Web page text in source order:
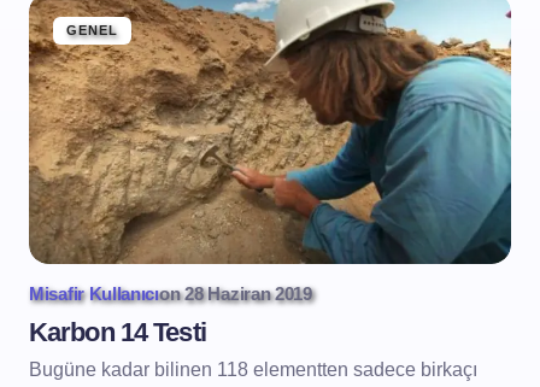
GENEL
Misafir Kullanıcıon 28 Haziran 2019
Karbon 14 Testi
Bugüne kadar bilinen 118 elementten sadece birkaçı